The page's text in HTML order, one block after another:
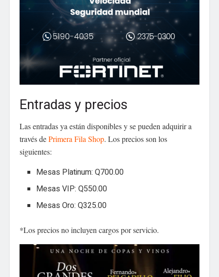
Entradas y precios
Las entradas ya están disponibles y se pueden adquirir a
través dePrimera Fila Shop. Los precios son los
siguientes:
Mesas Platinum: Q700.00
Mesas VIP: Q550.00
Mesas Oro: Q325.00
*Los precios no incluyen cargos por servicio.